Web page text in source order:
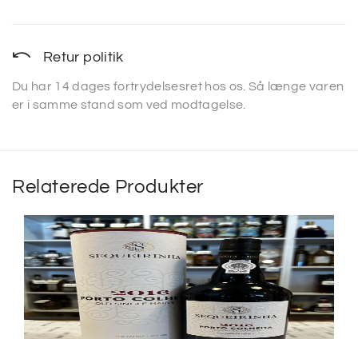
Retur politik
Du har 14 dages fortrydelsesret hos os. Så længe varen
er i samme stand som ved modtagelse.
Relaterede Produkter